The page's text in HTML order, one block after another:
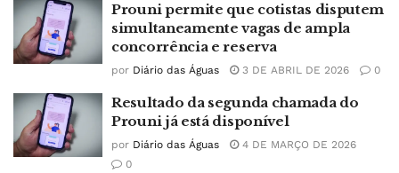
Prouni permite que cotistas disputem
simultaneamente vagas de ampla
concorrência e reserva
por Diário das Águas 3 DE ABRIL DE 2026 0
Resultado da segunda chamada do
Prouni já está disponível
por Diário das Águas
4 DE MARÇO DE 2026
0